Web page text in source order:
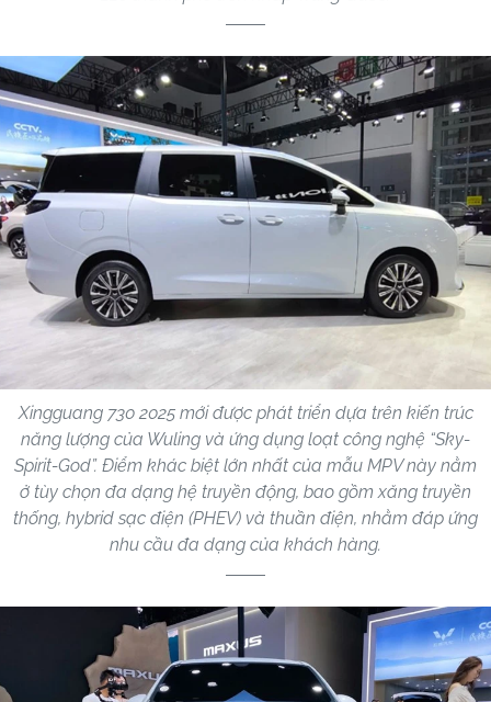
Xingguang 730 2025 mới được phát triển dựa trên kiến trúc
năng lượng của Wuling và ứng dụng loạt công nghệ “Sky-
Spirit-God”. Điểm khác biệt lớn nhất của mẫu MPV này nằm
ở tùy chọn đa dạng hệ truyền động, bao gồm xăng truyền
thống, hybrid sạc điện (PHEV) và thuần điện, nhằm đáp ứng
nhu cầu đa dạng của khách hàng.